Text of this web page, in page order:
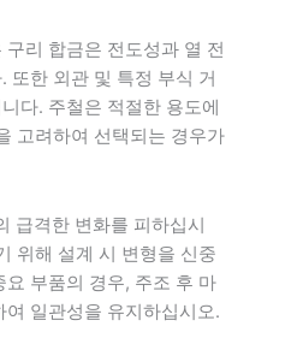
리 합금은 전도성과 열 전
또한 외관 및 특정 부식 거
다. 주철은 적절한 용도에
고려하여 선택되는 경우가
급격한 변화를 피하십시
위해 설계 시 변형을 신중
부품의 경우, 주조 후 마
일관성을 유지하십시오.